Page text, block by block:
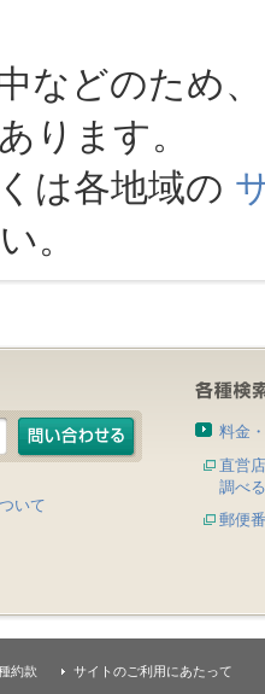
などのため
ります。
は各地域の
。
いて
料金
直営
調べる
郵便
約款 サイトのご利用にあたって